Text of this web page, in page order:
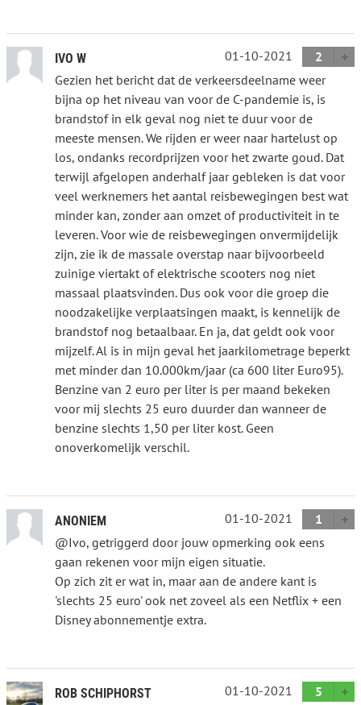
IVO W 01-10-2021
2
Gezien het bericht dat de verkeersdeelname weer
bijna op het niveau van voor de C-pandemie is, is
brandstof in elk geval nog niet te duur voor de
meeste mensen. We rijden er weer naar hartelust op
los, ondanks recordprijzen voor het zwarte goud. Dat
terwijl afgelopen anderhalf jaar gebleken is dat voor
veel werknemers het aantal reisbewegingen best wat
minder kan, zonder aan omzet of productiviteit in te
leveren. Voor wie de reisbewegingen onvermijdelijk
zijn, zie ik de massale overstap naar bijvoorbeeld
zuinige viertakt of elektrische scooters nog niet
massaal plaatsvinden. Dus ook voor die groep die
noodzakelijke verplaatsingen maakt, is kennelijk de
brandstof nog betaalbaar. En ja, dat geldt ook voor
mijzelf. Al is in mijn geval het jaarkilometrage beperkt
met minder dan 10.000km/jaar (ca 600 liter Euro95).
Benzine van 2 euro per liter is per maand bekeken
voor mij slechts 25 euro duurder dan wanneer de
benzine slechts 1,50 per liter kost. Geen
onoverkomelijk verschil.
ANONIEM 01-10-2021
1
@Ivo, getriggerd door jouw opmerking ook eens
gaan rekenen voor mijn eigen situatie.
Op zich zit er wat in, maar aan de andere kant is
'slechts 25 euro' ook net zoveel als een Netflix + een
Disney abonnementje extra.
ROB SCHIPHORST 01-10-2021
5